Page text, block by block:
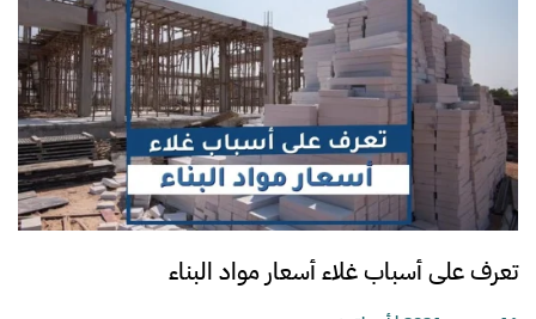
تعرف على أسباب غلاء أسعار مواد البناء